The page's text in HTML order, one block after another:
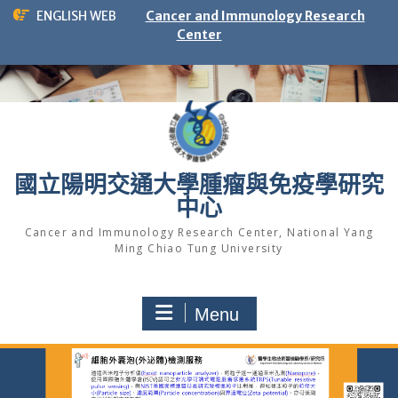
Skip
ENGLISH WEB
Cancer and Immunology Research
Center
國立陽明交通大學腫瘤與免疫學研究
中心
Cancer and Immunology Research Center, National Yang
Ming Chiao Tung University
Menu